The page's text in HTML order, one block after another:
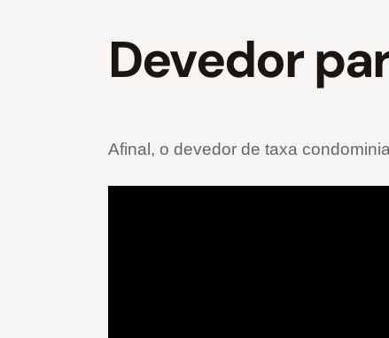
Devedor
Afinal, o devedor de taxa